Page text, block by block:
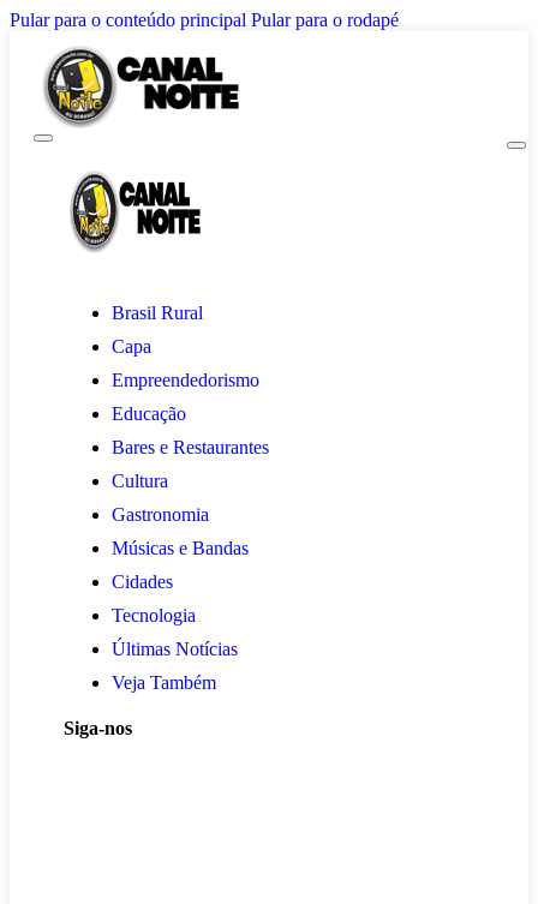
Pular para o conteúdo principal Pular para o rodapé
Brasil Rural
Capa
Empreendedorismo
Educação
Bares e Restaurantes
Cultura
Gastronomia
Músicas e Bandas
Cidades
Tecnologia
Últimas Notícias
Veja Também
Siga-nos